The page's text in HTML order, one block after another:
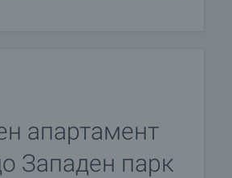
апартамент
Западен парк